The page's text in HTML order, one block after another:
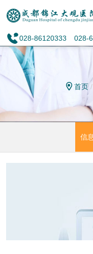
028-86120333 028-
首页 /
信